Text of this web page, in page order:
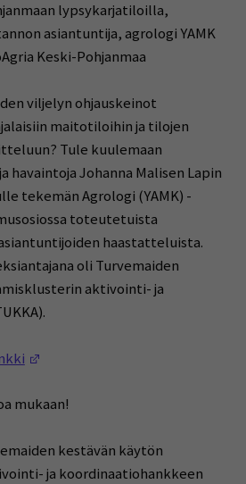
lypsykarjatiloilla,
asiantuntija, agrologi YAMK
Keski-Pohjanmaa
viljelyn ohjauskeinot
maitotiloihin ja tilojen
Tule kuulemaan
havaintoja Johanna Malisen Lapin
tekemän Agrologi (YAMK) -
toteutetuista
haastatteluista.
oli Turvemaiden
aktivointi- ja
mukaan!
kestävän käytön
ja koordinaatiohankkeen